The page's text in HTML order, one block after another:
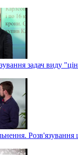
задач виду
Розв'язування